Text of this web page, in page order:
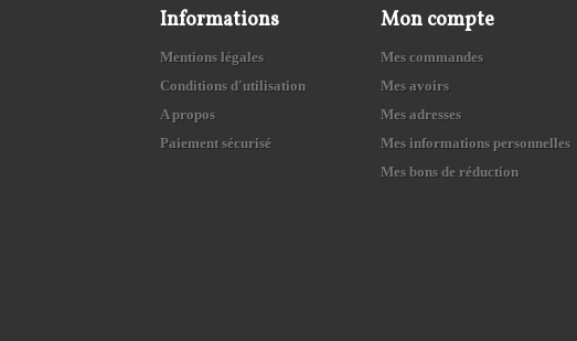
Informations
Mentions légales
Conditions d'utilisation
A propos
Paiement sécurisé
Mon compte
Mes commandes
Mes avoirs
Mes adresses
Mes informations personnelles
Mes bons de réduction